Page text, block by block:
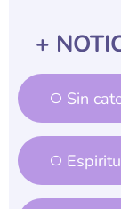
+
Sin